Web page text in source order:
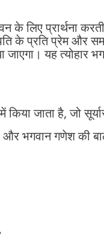
लिए प्रार्थना
के प्रति प्रेम और
यह त्योहार
किया जाता है, जो
और भगवान गणेश की